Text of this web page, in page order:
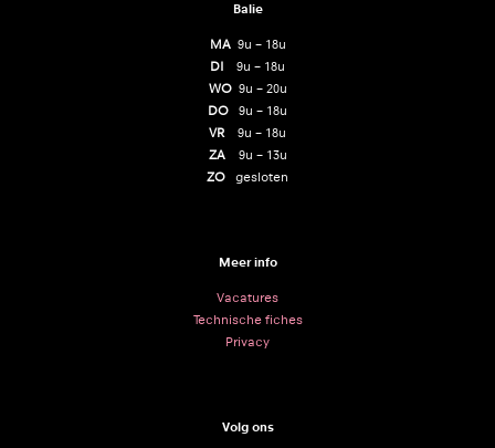
Balie
MA 9u – 18u
DI 9u – 18u
WO9u – 20u
DO 9u – 18u
VR 9u – 18u
ZA
9u – 13u
ZO gesloten
Meer info
Vacatures
Technische fiches
Privacy
Volg ons